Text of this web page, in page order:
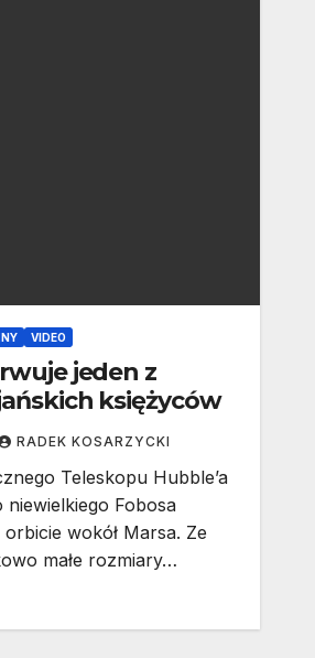
VIDEO
jeden z
księżyców
RADEK KOSARZYCKI
Teleskopu Hubble’a
niewielkiego Fobosa
wokół Marsa. Ze
małe rozmiary…